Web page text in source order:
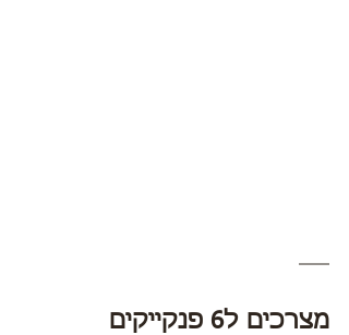
מצרכים ל6 פנקייקים